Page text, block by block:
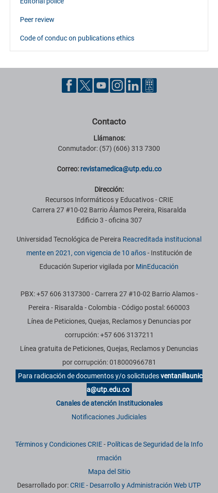
Peer review
Code of conduc on publications ethics
Contacto
Llámanos:
Conmutador: (57) (606) 313 7300
Correo: revistamedica@utp.edu.co
Dirección:
Recursos Informáticos y Educativos - CRIE
Carrera 27 #10-02 Barrio Álamos Pereira, Risaralda
Edificio 3 - oficina 307
Universidad Tecnológica de Pereira Reacreditada institucional
mente en 2021, con vigencia de 10 años- Institución de
Educación Superior vigilada por MinEducación
PBX: +57 606 3137300 - Carrera 27 #10-02 Barrio Alamos -
Pereira - Risaralda - Colombia - Código postal: 660003
Línea de Peticiones, Quejas, Reclamos y Denuncias por
corrupción: +57 606 3137211
Línea gratuita de Peticiones, Quejas, Reclamos y Denuncias
por corrupción: 018000966781
Para radicación de documentos y/o solicitudesventanillaunic
a@utp.edu.co
Canales de atención Institucionales
Notificaciones Judiciales
Términos y Condiciones CRIE- Políticas de Seguridad de la Info
rmación
Mapa del Sitio
Desarrollado por:CRIE - Desarrollo y Administración Web UTP